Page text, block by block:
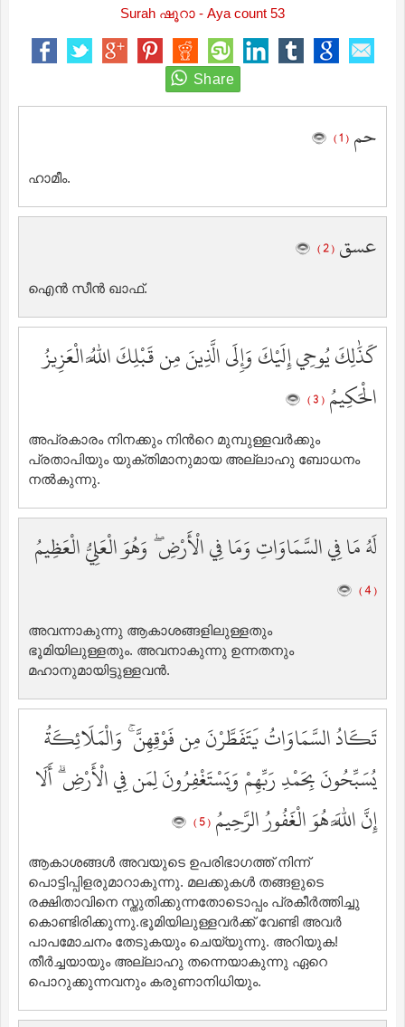
Surah ഷൂറാ - Aya count 53
حم ( 1 )
ഹാമീം.
عسق ( 2 )
ഐന്‍ സീന്‍ ഖാഫ്‌.
كَذَٰلِكَ يُوحِي إِلَيْكَ وَإِلَى الَّذِينَ مِن قَبْلِكَ اللَّهُ الْعَزِيزُ
الْحَكِيمُ ( 3 )
അപ്രകാരം നിനക്കും നിന്‍റെ മുമ്പുള്ളവര്‍ക്കും
പ്രതാപിയും യുക്തിമാനുമായ അല്ലാഹു ബോധനം
നല്‍കുന്നു.
لَهُ مَا فِي السَّمَاوَاتِ وَمَا فِي الْأَرْضِ ۖ وَهُوَ الْعَلِيُّ الْعَظِيمُ
( 4 )
അവന്നാകുന്നു ആകാശങ്ങളിലുള്ളതും
ഭൂമിയിലുള്ളതും. അവനാകുന്നു ഉന്നതനും
മഹാനുമായിട്ടുള്ളവന്‍.
تَكَادُ السَّمَاوَاتُ يَتَفَطَّرْنَ مِن فَوْقِهِنَّ ۚ وَالْمَلَائِكَةُ
يُسَبِّحُونَ بِحَمْدِ رَبِّهِمْ وَيَسْتَغْفِرُونَ لِمَن فِي الْأَرْضِ ۗ أَلَا
إِنَّ اللَّهَ هُوَ الْغَفُورُ الرَّحِيمُ ( 5 )
ആകാശങ്ങള്‍ അവയുടെ ഉപരിഭാഗത്ത് നിന്ന്
പൊട്ടിപ്പിളരുമാറാകുന്നു. മലക്കുകള്‍ തങ്ങളുടെ
രക്ഷിതാവിനെ സ്തുതിക്കുന്നതോടൊപ്പം പ്രകീര്‍ത്തിച്ചു
കൊണ്ടിരിക്കുന്നു.ഭൂമിയിലുള്ളവര്‍ക്ക് വേണ്ടി അവര്‍
പാപമോചനം തേടുകയും ചെയ്യുന്നു. അറിയുക!
തീര്‍ച്ചയായും അല്ലാഹു തന്നെയാകുന്നു ഏറെ
പൊറുക്കുന്നവനും കരുണാനിധിയും.